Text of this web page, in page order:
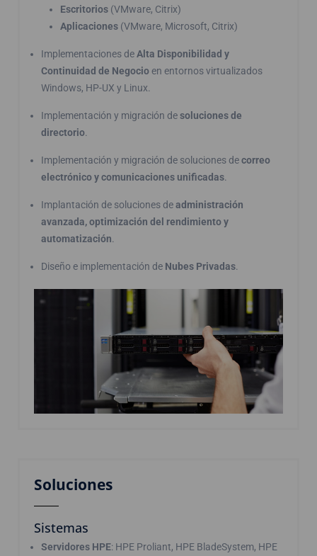
Escritorios (VMware, Citrix)
Aplicaciones (VMware, Microsoft, Citrix)
Implementaciones deAlta Disponibilidad y
Continuidad de Negocioen entornos virtualizados
Windows, HP-UX y Linux.
Implementación y migración desoluciones de
directorio.
Implementación y migración de soluciones decorreo
electrónico y comunicaciones unificadas.
Implantación de soluciones deadministración
avanzada, optimización del rendimiento y
automatización.
Diseño e implementación de Nubes Privadas.
Soluciones
Sistemas
Servidores HPE: HPE Proliant, HPE BladeSystem, HPE